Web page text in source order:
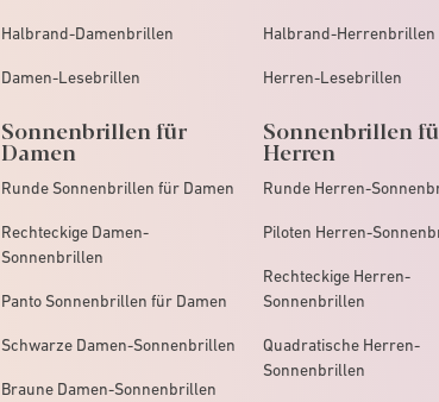
Halbrand-Damenbrillen
Damen-Lesebrillen
Sonnenbrillen für
Damen
Runde Sonnenbrillen für Damen
Rechteckige Damen-
Sonnenbrillen
Panto Sonnenbrillen für Damen
Schwarze Damen-Sonnenbrillen
Braune Damen-Sonnenbrillen
Halbrand-Herrenbrillen
Herren-Lesebrillen
Sonnenbrillen
Herren
Runde Herren-
Piloten Herren-
Rechteckige Herren-
Sonnenbrillen
Quadratische Herren-
Sonnenbrillen